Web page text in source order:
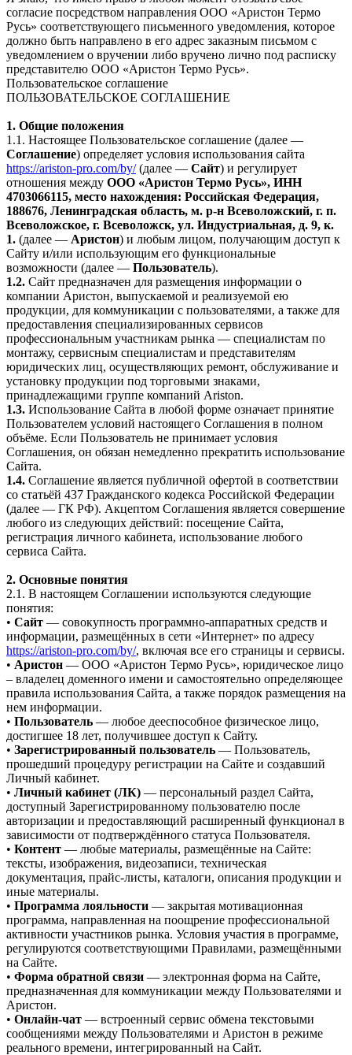
согласие посредством направления ООО «Аристон Термо
Русь» соответствующего письменного уведомления, которое
должно быть направлено в его адрес заказным письмом с
уведомлением о вручении либо вручено лично под расписку
представителю ООО «Аристон Термо Русь».
Пользовательское соглашение
ПОЛЬЗОВАТЕЛЬСКОЕ СОГЛАШЕНИЕ
1. Общие положения
1.1. Настоящее Пользовательское соглашение (далее —
Соглашение) определяет условия использования сайта
https://ariston-pro.com/by/(далее — Сайт) и регулирует
отношения между ООО «Аристон Термо Русь», ИНН
4703066115, место нахождения: Российская Федерация,
188676, Ленинградская область, м. р-н Всеволожский, г. п.
Всеволожское, г. Всеволожск, ул. Индустриальная, д. 9, к.
1. (далее — Аристон) и любым лицом, получающим доступ к
Сайту и/или использующим его функциональные
возможности (далее — Пользователь).
1.2. Сайт предназначен для размещения информации о
компании Аристон, выпускаемой и реализуемой ею
продукции, для коммуникации с пользователями, а также для
предоставления специализированных сервисов
профессиональным участникам рынка — специалистам по
монтажу, сервисным специалистам и представителям
юридических лиц, осуществляющих ремонт, обслуживание и
установку продукции под торговыми знаками,
принадлежащими группе компаний Ariston.
1.3. Использование Сайта в любой форме означает принятие
Пользователем условий настоящего Соглашения в полном
объёме. Если Пользователь не принимает условия
Соглашения, он обязан немедленно прекратить использование
Сайта.
1.4. Соглашение является публичной офертой в соответствии
со статьёй 437 Гражданского кодекса Российской Федерации
(далее — ГК РФ). Акцептом Соглашения является совершение
любого из следующих действий: посещение Сайта,
регистрация личного кабинета, использование любого
сервиса Сайта.
2. Основные понятия
2.1. В настоящем Соглашении используются следующие
понятия:
• Сайт — совокупность программно-аппаратных средств и
информации, размещённых в сети «Интернет» по адресу
https://ariston-pro.com/by/, включая все его страницы и сервисы.
• Аристон — ООО «Аристон Термо Русь», юридическое лицо
– владелец доменного имени и самостоятельно определяющее
правила использования Сайта, а также порядок размещения на
нем информации.
• Пользователь — любое дееспособное физическое лицо,
достигшее 18 лет, получившее доступ к Сайту.
• Зарегистрированный пользователь — Пользователь,
прошедший процедуру регистрации на Сайте и создавший
Личный кабинет.
• Личный кабинет (ЛК) — персональный раздел Сайта,
доступный Зарегистрированному пользователю после
авторизации и предоставляющий расширенный функционал в
зависимости от подтверждённого статуса Пользователя.
• Контент — любые материалы, размещённые на Сайте:
тексты, изображения, видеозаписи, техническая
документация, прайс-листы, каталоги, описания продукции и
иные материалы.
• Программа лояльности — закрытая мотивационная
программа, направленная на поощрение профессиональной
активности участников рынка. Условия участия в программе,
регулируются соответствующими Правилами, размещёнными
на Сайте.
• Форма обратной связи — электронная форма на Сайте,
предназначенная для коммуникации между Пользователями и
Аристон.
• Онлайн-чат — встроенный сервис обмена текстовыми
сообщениями между Пользователями и Аристон в режиме
реального времени, интегрированный на Сайт.